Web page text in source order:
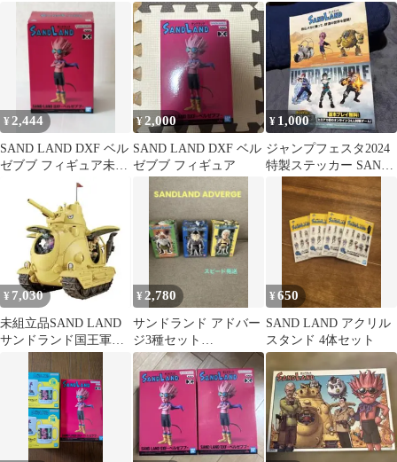
ver. MASTERLISE 一番
くじ SAND LAND
SAND LAND
ーツ セット
¥2,444
SAND LAND DXF ベル
ゼブブ フィギュア未開
¥2,000
SAND LAND DXF ベル
ゼブブ フィギュア
¥ 1,000
ジャンプフェスタ2024
特製ステッカー SAND
LAND ヒロアカ
¥ 7,030
未組立品SAND LAND
サンドランド国王軍戦
¥2,780
サンドランド アドバー
ジ3種セット
SANDLAND ADVERGE
アレ将軍ラオ
¥650
SAND LAND アクリル
スタンド 4体セット